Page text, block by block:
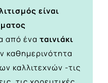
είναι
από ένα ταινιάκι
καθημερινότητα
καλλιτεχνών -τις